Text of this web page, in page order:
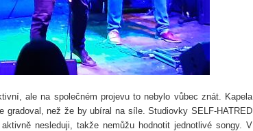
ale na společném projevu to nebylo vůbec znát. Kapela
gradoval, než že by ubíral na síle. Studiovky SELF-HATRED
nesleduji, takže nemůžu hodnotit jednotlivé songy. V